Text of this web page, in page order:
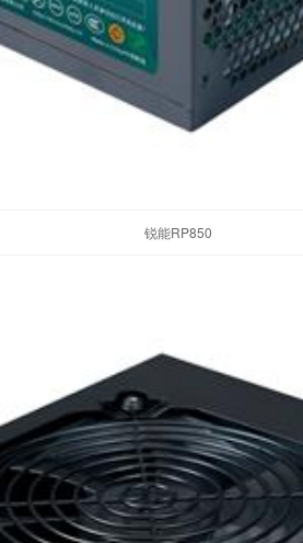
锐能RP850